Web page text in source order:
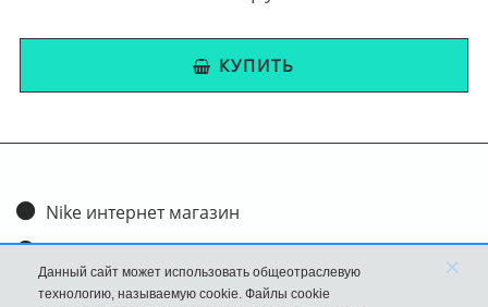
Разработчик говорил: "Прошу учесть, что в основу новой
серии легли трекинговые ботинки". В 82-м никто не
догадывался, что упомянутые мужские кроссовки появятся в
кожу, что придает изделию дополнительную прочность.
Высокое качество продукции сочетается с приятными ценами.
Забрать товар из офиса в СПб вы можете бесплатно. Кроме
КУПИТЬ
Nike интернет магазин
Доставка и оплата
Обмен и возврат
Данный сайт может использовать общеотраслевую
технологию, называемую cookie. Файлы cookie
×